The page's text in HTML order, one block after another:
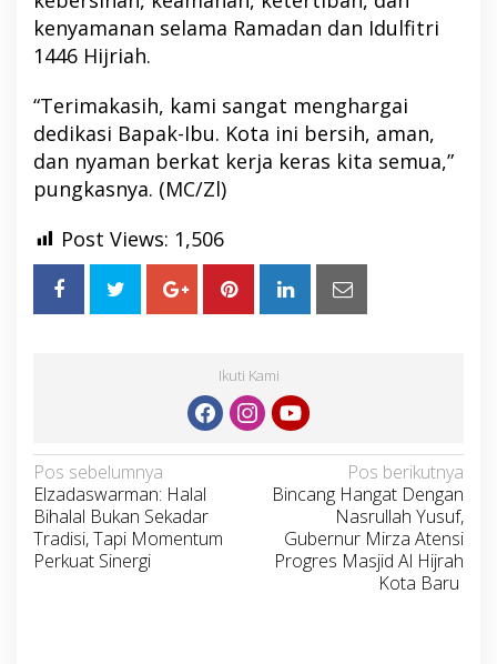
kenyamanan selama Ramadan dan Idulfitri
1446 Hijriah.
“Terimakasih, kami sangat menghargai
dedikasi Bapak-Ibu. Kota ini bersih, aman,
dan nyaman berkat kerja keras kita semua,”
pungkasnya. (MC/Zl)
Post Views: 1,506
Ikuti Kami
Navigasi
pos
Pos sebelumnya
Elzadaswarman: Halal
Bihalal Bukan Sekadar
Tradisi, Tapi Momentum
Perkuat Sinergi
Pos berikutnya
Bincang Hangat Dengan
Nasrullah Yusuf,
Gubernur Mirza Atensi
Progres Masjid Al Hijrah
Kota Baru